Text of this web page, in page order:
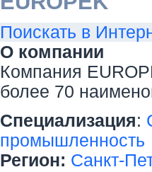
Поискать в
О компании
Компания
более 70
Специализация:
промышленность
Регион: Санкт-